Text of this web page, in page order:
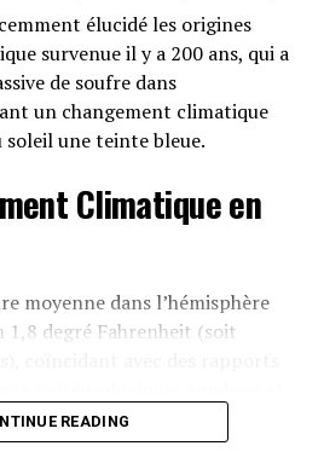
réseaux sociaux
Facebook, Twitter et Instagram
sans précédent pour se
des familles et même des
soutien en ligne permettent
leurs expériences et de
qui était plus difficile à réaliser
avec leurs clients, recueillir
services.
communication
élucidé les origines
survenue il y a 200 ans, qui a
de soufre dans
un changement climatique
une teinte bleue.
Climatique en
moyenne dans l’hémisphère
1,8 degré Fahrenheit (soit
soleil. Bien que les
qu’une éruption volcanique
READING